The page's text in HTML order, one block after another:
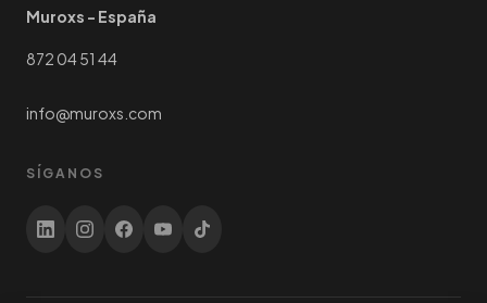
Muroxs - España
872 04 51 44
info@muroxs.com
SÍGANOS